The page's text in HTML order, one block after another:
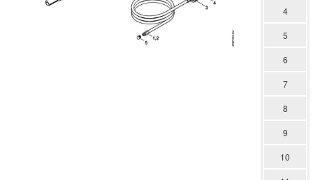
4
5
6
7
8
9
10